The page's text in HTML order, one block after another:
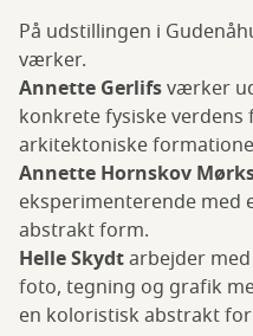
På udstillingen i
værker.
Annette Gerlifsværker
konkrete fysiske
arkitektoniske
Annette Hornskov
eksperimenterende
abstrakt form.
Helle Skydtarbejder
foto, tegning og grafik
en koloristisk abstrakt